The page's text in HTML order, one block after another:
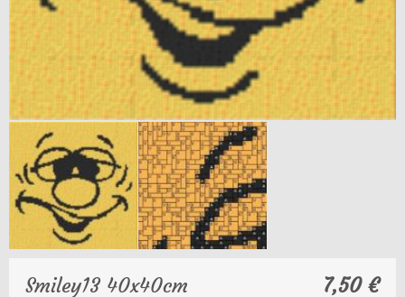
7,50€
Smiley13 40x40cm